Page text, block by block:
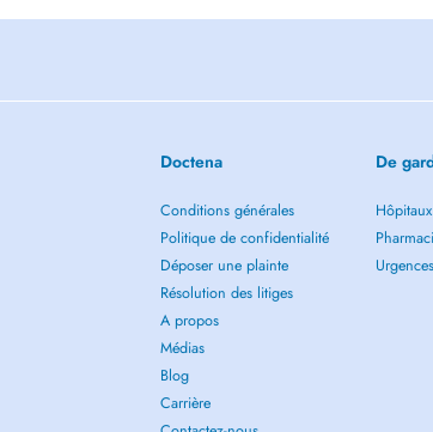
Doctena
Conditions générales
Politique de confidentialité
Déposer une plainte
Résolution des litiges
A propos
Médias
Blog
Carrière
De